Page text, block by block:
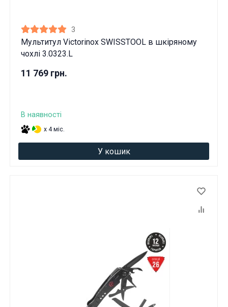
3
Мультитул Victorinox SWISSTOOL в шкіряному
чохлі 3.0323.L
11 769 грн.
В наявності
x 4 міс.
У кошик